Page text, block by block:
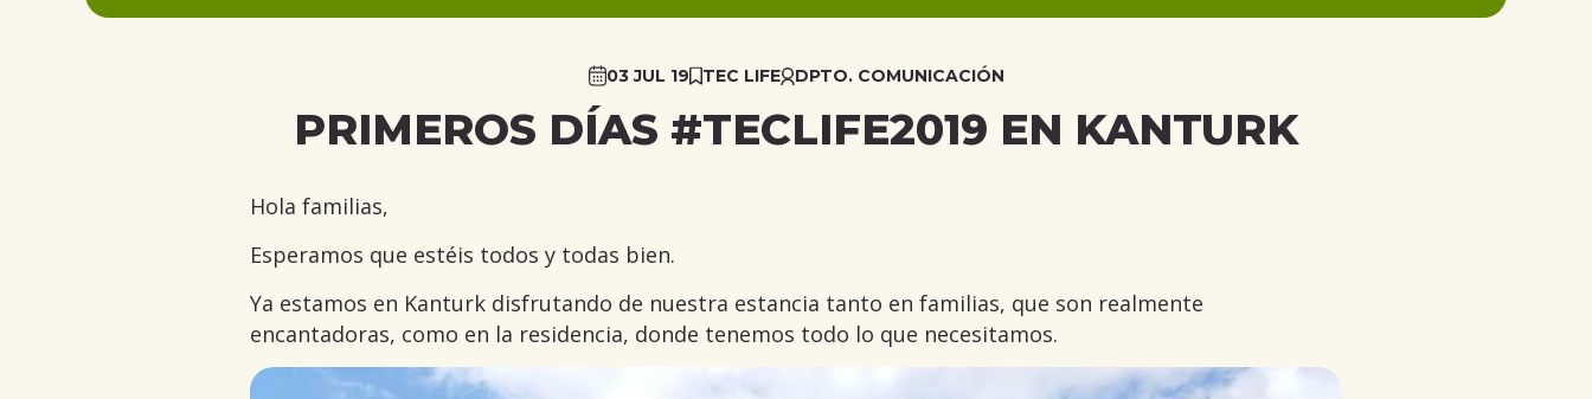
03 JUL 19 TEC LIFE DPTO. COMUNICACIÓN
PRIMEROS DÍAS #TECLIFE2019 EN KANTURK
Hola familias,
Esperamos que estéis todos y todas bien.
Ya estamos en Kanturk disfrutando de nuestra estancia tanto en familias, que son realmente
encantadoras, como en la residencia, donde tenemos todo lo que necesitamos.